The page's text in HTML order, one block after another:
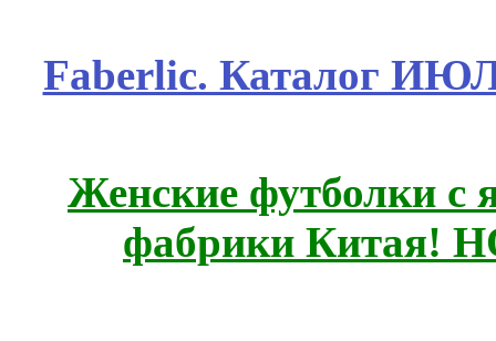
Faberlic. Каталог
Женские футболки с
фабрики Китая!